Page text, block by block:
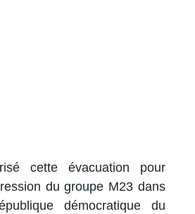
cette évacuation pour
du groupe M23 dans
démocratique du